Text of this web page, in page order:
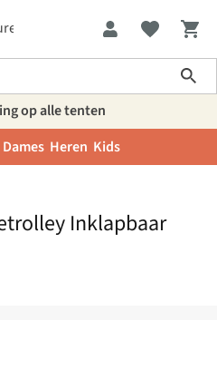
op alle tenten
Dames Heren Kids
Inklapbaar